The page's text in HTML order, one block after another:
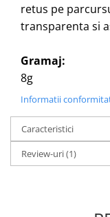
retus pe
transparenta si
Gramaj:
8g
Informatii
Caracteristici
Review-uri(1)